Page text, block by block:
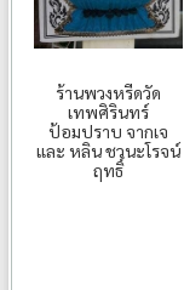
ร้านพวงหรีดวัด
เทพศิรินทร์
ป้อมปราบ จากเจ
และ หลิน ชวนะโรจน์
ฤทธิ์